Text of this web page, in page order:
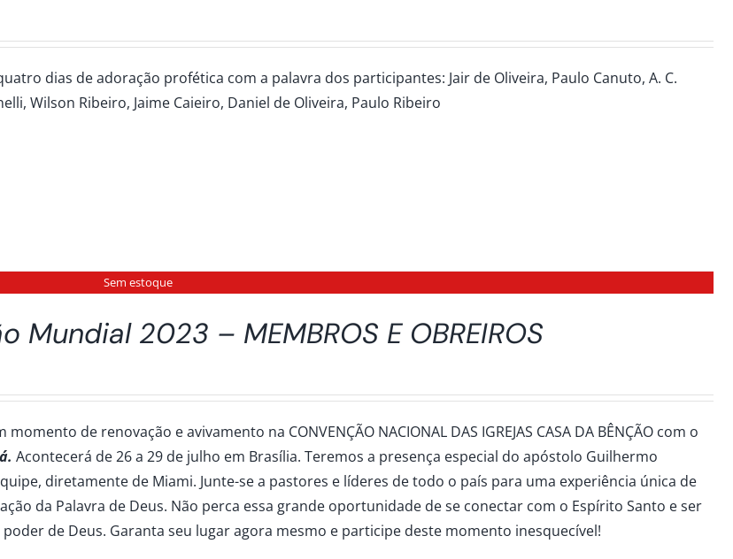
dias de adoração profética com a palavra dos participantes: Jair de Oliveira, Paulo Canuto, A. C.
Wilson Ribeiro, Jaime Caieiro, Daniel de Oliveira, Paulo Ribeiro
Sem estoque
Mundial 2023 – MEMBROS E OBREIROS
de renovação e avivamento na CONVENÇÃO NACIONAL DAS IGREJAS CASA DA BÊNÇÃO com o
Acontecerá de 26 a 29 de julho em Brasília. Teremos a presença especial do apóstolo Guilhermo
diretamente de Miami. Junte-se a pastores e líderes de todo o país para uma experiência única de
da Palavra de Deus. Não perca essa grande oportunidade de se conectar com o Espírito Santo e ser
de Deus. Garanta seu lugar agora mesmo e participe deste momento inesquecível!